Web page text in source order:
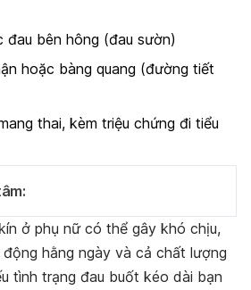
đau bên hông (đau sườn)
hoặc bàng quang (đường tiết
thai, kèm triệu chứng đi tiểu
ở phụ nữ có thể gây khó chịu,
hằng ngày và cả chất lượng
tình trạng đau buốt kéo dài bạn